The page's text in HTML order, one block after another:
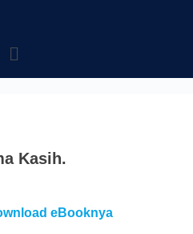
Kasih.
eBooknya